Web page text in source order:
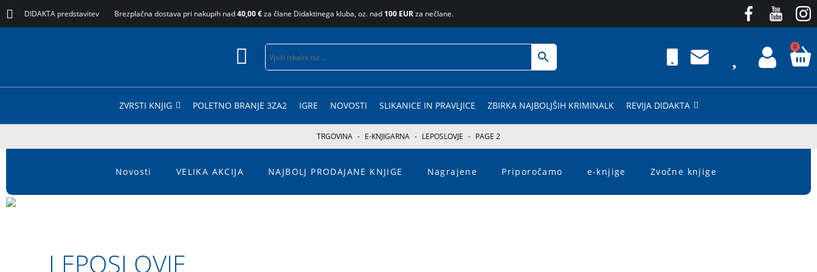
DIDAKTA predstavitev Brezplačna dostava pri nakupih nad40,00 €za člane Didaktinega kluba, oz. nad 100 EURza nečlane.
0
ZVRSTI KNJIG POLETNO BRANJE 3ZA2 IGRE NOVOSTI SLIKANICE IN PRAVLJICE ZBIRKA NAJBOLJŠIH KRIMINALK REVIJA DIDAKTA
TRGOVINA - E-KNJIGARNA - LEPOSLOVJE - PAGE 2
Novosti VELIKA AKCIJA NAJBOLJ PRODAJANE KNJIGE Nagrajene Priporočamo e-knjige Zvočne knjige
LEPOSLOVJE